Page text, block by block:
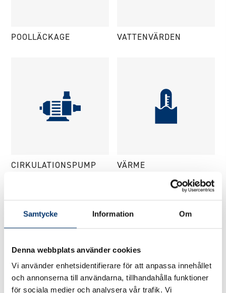
Samtycke Information Om
Denna webbplats använder cookies
Vi använder enhetsidentifierare för att anpassa innehållet
och annonserna till användarna, tillhandahålla funktioner
för sociala medier och analysera vår trafik. Vi
POOLLÄCKAGE VATTENVÄRDEN
CIRKULATIONSPUMP VÄRME